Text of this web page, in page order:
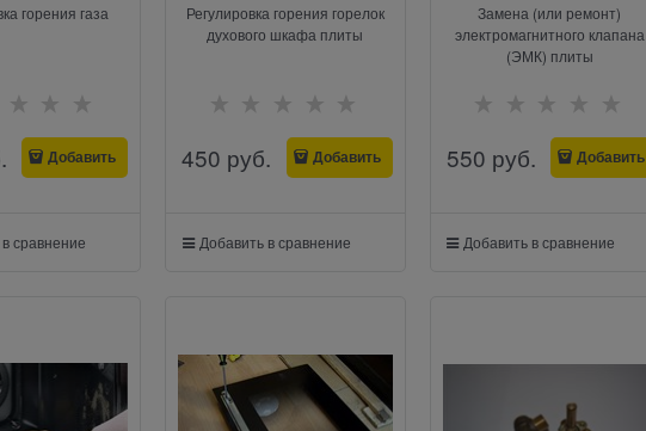
горения газа
Добавить
сравнение
Регулировка горения горелок
духового шкафа плиты
450 руб. Добавить
Добавить в сравнение
Замена (или ремонт)
электромагнитного клапана
(ЭМК) плиты
550 руб. Добавить
Добавить в сравнение